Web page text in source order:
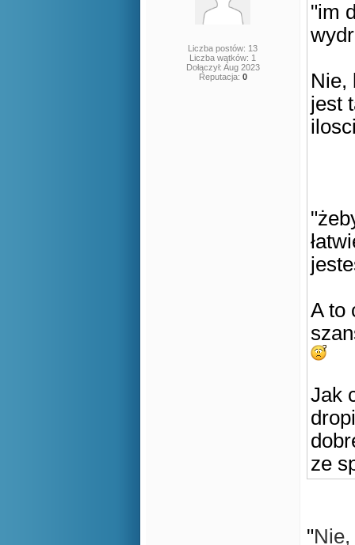
Liczba postów: 13
Liczba wątków: 1
Dołączył: Aug 2023
Reputacja: 0
"im
Nie,
jest
A to
Jak
ze
"